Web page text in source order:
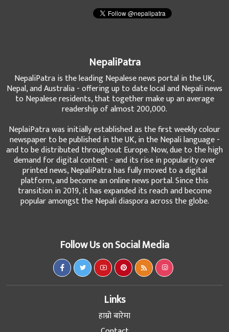
NepaliPatra
NepaliPatra is the leading Nepalese news portal in the UK,
Nepal, and Australia - offering up to date local and Nepali news
to Nepalese residents, that together make up an average
readership of almost 200,000.
NeplaiPatra was initially established as the first weekly colour
newspaper to be published in the UK, in the Nepali language -
and to be distributed throughout Europe. Now, due to the high
demand for digital content - and its rise in popularity over
printed news, NepaliPatra has fully moved to a digital
platform, and become an online news portal. Since this
transition in 2019, it has expanded its reach and become
popular amongst the Nepali diaspora across the globe.
Follow Us on Social Media
Links
हाम्रो बारेमा